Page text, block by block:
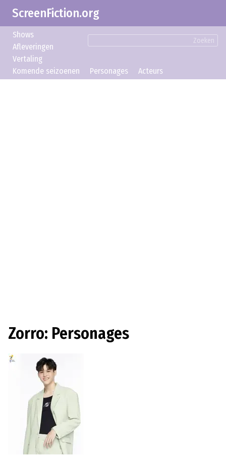
ScreenFiction.org
Zoeken
Shows
Afleveringen
Vertaling
Komende seizoenen
Personages Acteurs
Zorro: Personages